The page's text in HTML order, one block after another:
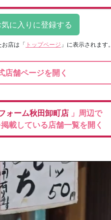
お店は 「 トップページ 」に表示されます。
店舗ページを開く
ォーム秋田卸町店 」周辺で
載している店舗一覧を開く